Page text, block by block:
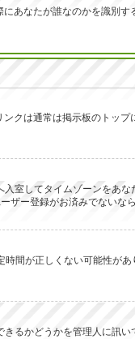
あなたが誰なのかを識別
クは通常は掲示板のトッ
室してタイムゾーンをあ
ー登録がお済みでないな
間が正しくない可能性が
るかどうかを管理人に訊